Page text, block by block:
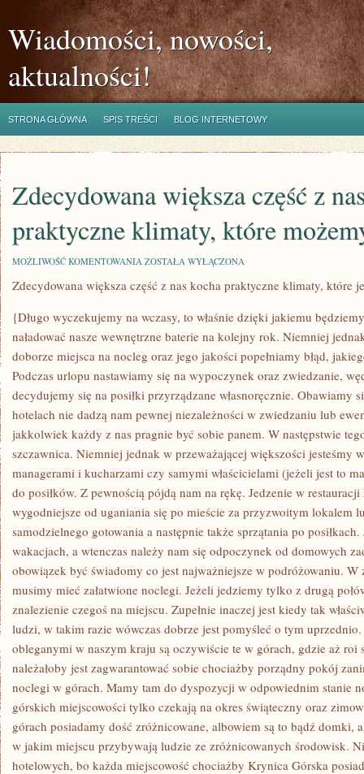
Wiadomości, nowości,
aktualności!
STRONA GŁÓWNA SPIS TREŚCI BLOG INTERNETOWY
Zdecydowana większa część z
praktyczne klimaty, które
MOŻLIWOŚĆ KOMENTOWANIA ZDECYDOWANA
CZĘŚĆ
Z
KOCHA
PRAKTYCZNE
KTÓRE
MOŻEMY
ZOSTAŁA WYŁĄCZONA
Zdecydowana większa część z nas kocha praktyczne klimaty, które
{Długo wyczekujemy na wczasy, to właśnie dzięki jakiemu
naładować nasze wewnętrzne baterie na kolejny rok. Niemniej
doborze miejsca na nocleg oraz jego jakości popełniamy błąd,
Podczas urlopu nastawiamy się na wypoczynek oraz zwiedzanie,
decydujemy się na posiłki przyrządzane własnoręcznie. Obawiamy
hotelach nie dadzą nam pewnej niezależności w zwiedzaniu lub
jakkolwiek każdy z nas pragnie być sobie panem. W następstwie
szczawnica. Niemniej jednak w przeważającej większości jesteśmy
managerami i kucharzami czy samymi właścicielami (jeżeli jest to
do posiłków. Z pewnością pójdą nam na rękę. Jedzenie w
wygodniejsze od uganiania się po mieście za przyzwoitym lokalem
samodzielnego gotowania a następnie także sprzątania po
wakacjach, a wtenczas należy nam się odpoczynek od domowych
obowiązek być świadomy co jest najważniejsze w podróżowaniu. W
musimy mieć załatwione noclegi. Jeżeli jedziemy tylko z drugą
znalezienie czegoś na miejscu. Zupełnie inaczej jest kiedy tak
ludzi, w takim razie wówczas dobrze jest pomyśleć o tym
obleganymi w naszym kraju są oczywiście te w górach, gdzie aż roi
należałoby jest zagwarantować sobie chociażby porządny pokój
noclegi w górach. Mamy tam do dyspozycji w odpowiednim stanie
górskich miejscowości tylko czekają na okres świąteczny oraz
górach posiadamy dość zróżnicowane, albowiem są to bądź domki,
w jakim miejscu przybywają ludzie ze zróżnicowanych środowisk.
hotelowych, bo każda miejscowość chociażby Krynica Górska